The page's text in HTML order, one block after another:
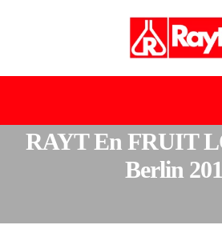
RAYT En FRUIT
Berlin